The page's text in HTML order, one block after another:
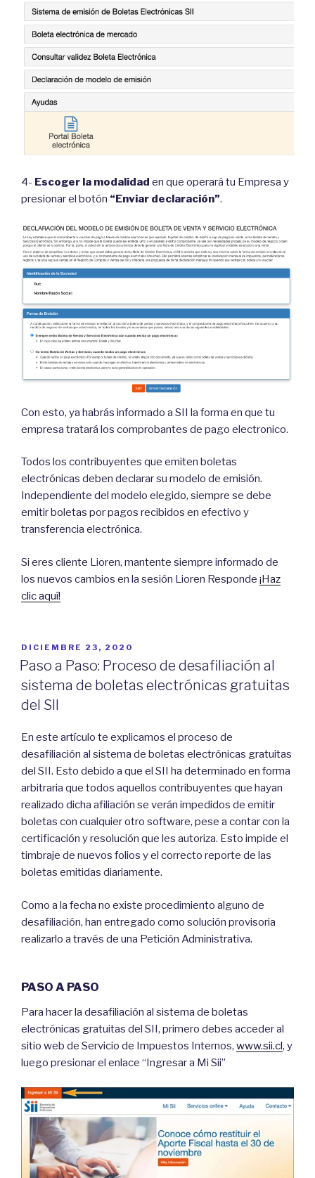
4- Escoger la modalidad en que operará tu Empresa y
presionar el botón “Enviar declaración”.
Con esto, ya habrás informado a SII la forma en que tu
empresa tratará los comprobantes de pago electronico.
Todos los contribuyentes que emiten boletas
electrónicas deben declarar su modelo de emisión.
Independiente del modelo elegido, siempre se debe
emitir boletas por pagos recibidos en efectivo y
transferencia electrónica.
Si eres cliente Lioren, mantente siempre informado de
los nuevos cambios en la sesión Lioren Responde ¡Haz
clic aquí!
POSTED
ON
DICIEMBRE 23, 2020
Paso a Paso: Proceso de desafiliación al
sistema de boletas electrónicas gratuitas
del SII
En este artículo te explicamos el proceso de
desafiliación al sistema de boletas electrónicas gratuitas
del SII. Esto debido a que el SII ha determinado en forma
arbitraria que todos aquellos contribuyentes que hayan
realizado dicha afiliación se verán impedidos de emitir
boletas con cualquier otro software, pese a contar con la
certificación y resolución que les autoriza. Esto impide el
timbraje de nuevos folios y el correcto reporte de las
boletas emitidas diariamente.
Como a la fecha no existe procedimiento alguno de
desafiliación, han entregado como solución provisoria
realizarlo a través de una Petición Administrativa.
PASO A PASO
Para hacer la desafiliación al sistema de boletas
electrónicas gratuitas del SII, primero debes acceder al
sitio web de Servicio de Impuestos Internos, www.sii.cl, y
luego presionar el enlace “Ingresar a Mi Sii”